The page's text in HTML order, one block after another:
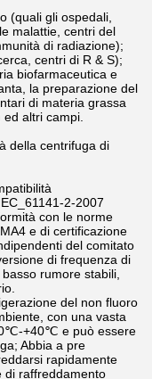
(quali gli ospedali,
malattie, centri del
di radiazione);
centri di R & S);
biofarmaceutica e
la preparazione del
di materia grassa
altri campi.
della centrifuga di
2-2007
con le norme
e di certificazione
del comitato
di frequenza di
rumore stabili,
del non fluoro
con una vasta
+40℃ e può essere
Abbia a pre
rapidamente
di raffreddamento